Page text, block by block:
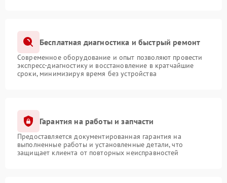
Бесплатная диагностика и быстрый ремонт
Современное оборудование и опыт позволяют провести
экспресс-диагностику и восстановление в кратчайшие
сроки, минимизируя время без устройства
Гарантия на работы и запчасти
Предоставляется документированная гарантия на
выполненные работы и установленные детали, что
защищает клиента от повторных неисправностей